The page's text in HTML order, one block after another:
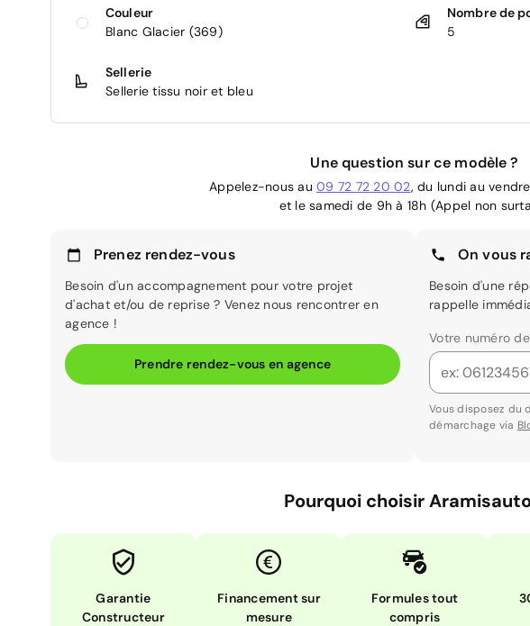
Couleur
Blanc Glacier (369)
Nombre de
5
Sellerie
Sellerie tissu noir et bleu
Une question sur ce modèle ?
Appelez-nous au 09 72 72 20 02, du lundi au
et le samedi de 9h à 18h (Appel non
Prenez rendez-vous
Besoin d'un accompagnement pour votre projet
d'achat et/ou de reprise ? Venez nous rencontrer en
agence !
Prendre rendez-vous en agence
On vous
Besoin d'une
rappelle
Votre numéro
Vous disposez du
démarchage via
Pourquoi choisir
Garantie
Constructeur
Financement sur
mesure
Formules tout
compris